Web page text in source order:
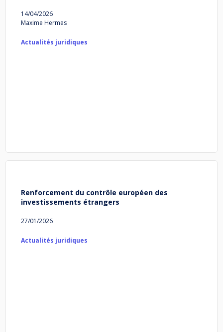
14/04/2026
Maxime Hermes
Actualités juridiques
Renforcement du contrôle européen des
investissements étrangers
27/01/2026
Actualités juridiques